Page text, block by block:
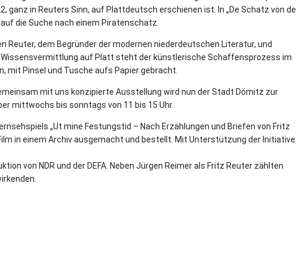
ganz in Reuters Sinn, auf Plattdeutsch erschienen ist. In „De Schatz von de
die Suche nach einem Piratenschatz.
dem Begründer der modernen niederdeutschen Literatur, und
auf Platt steht der künstlerische Schaffensprozess im
mit Pinsel und Tusche aufs Papier gebracht.
mit uns konzipierte Ausstellung wird nun der Stadt Dömitz zur
mittwochs bis sonntags von 11 bis 15 Uhr.
„Ut mine Festungstid – Nach Erzählungen und Briefen von Fritz
in einem Archiv ausgemacht und bestellt. Mit Unterstützung der Initiative
von NDR und der DEFA. Neben Jürgen Reimer als Fritz Reuter zählten